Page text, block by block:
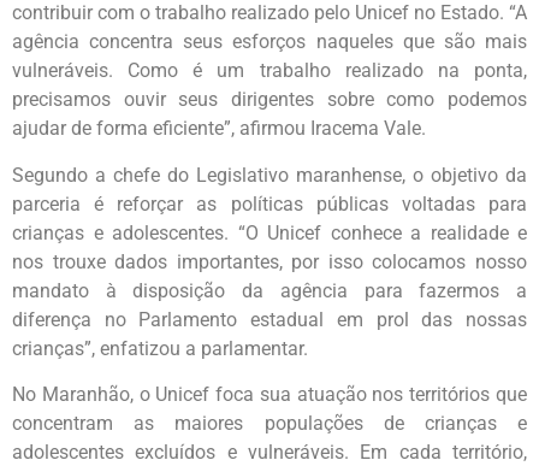
contribuir com o trabalho realizado pelo Unicef no Estado. “A
agência concentra seus esforços naqueles que são mais
vulneráveis. Como é um trabalho realizado na ponta,
precisamos ouvir seus dirigentes sobre como podemos
ajudar de forma eficiente”, afirmou Iracema Vale.
Segundo a chefe do Legislativo maranhense, o objetivo da
parceria é reforçar as políticas públicas voltadas para
crianças e adolescentes. “O Unicef conhece a realidade e
nos trouxe dados importantes, por isso colocamos nosso
mandato à disposição da agência para fazermos a
diferença no Parlamento estadual em prol das nossas
crianças”, enfatizou a parlamentar.
No Maranhão, o Unicef foca sua atuação nos territórios que
concentram as maiores populações de crianças e
adolescentes excluídos e vulneráveis. Em cada território,